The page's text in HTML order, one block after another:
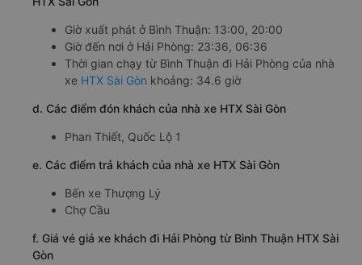
Giờ xuất phát ở Bình Thuận: 13:00, 20:00
Giờ đến nơi ở Hải Phòng: 23:36, 06:36
Thời gian chạy từ Bình Thuận đi Hải Phòng của nhà
xe HTX Sài Gòn khoảng: 34.6 giờ
d. Các điểm đón khách của nhà xe HTX Sài Gòn
Phan Thiết, Quốc Lộ 1
e. Các điểm trả khách của nhà xe HTX Sài Gòn
Bến xe Thượng Lý
Chợ Cầu
f. Giá vé giá xe khách đi Hải Phòng từ Bình Thuận HTX Sài
Gòn